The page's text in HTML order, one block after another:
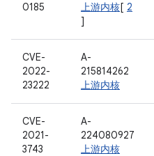
0185
上游内核[ 2
]
CVE-
2022-
23222
A-
215814262
上游内核
CVE-
2021-
3743
A-
224080927
上游内核